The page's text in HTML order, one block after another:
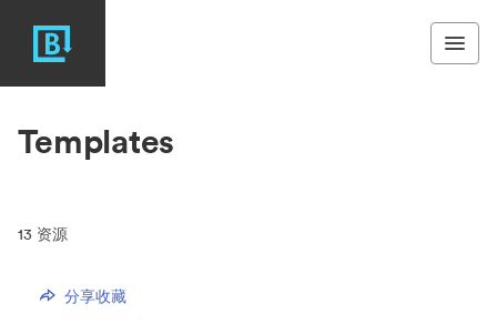
Templates
13 资源
分享收藏